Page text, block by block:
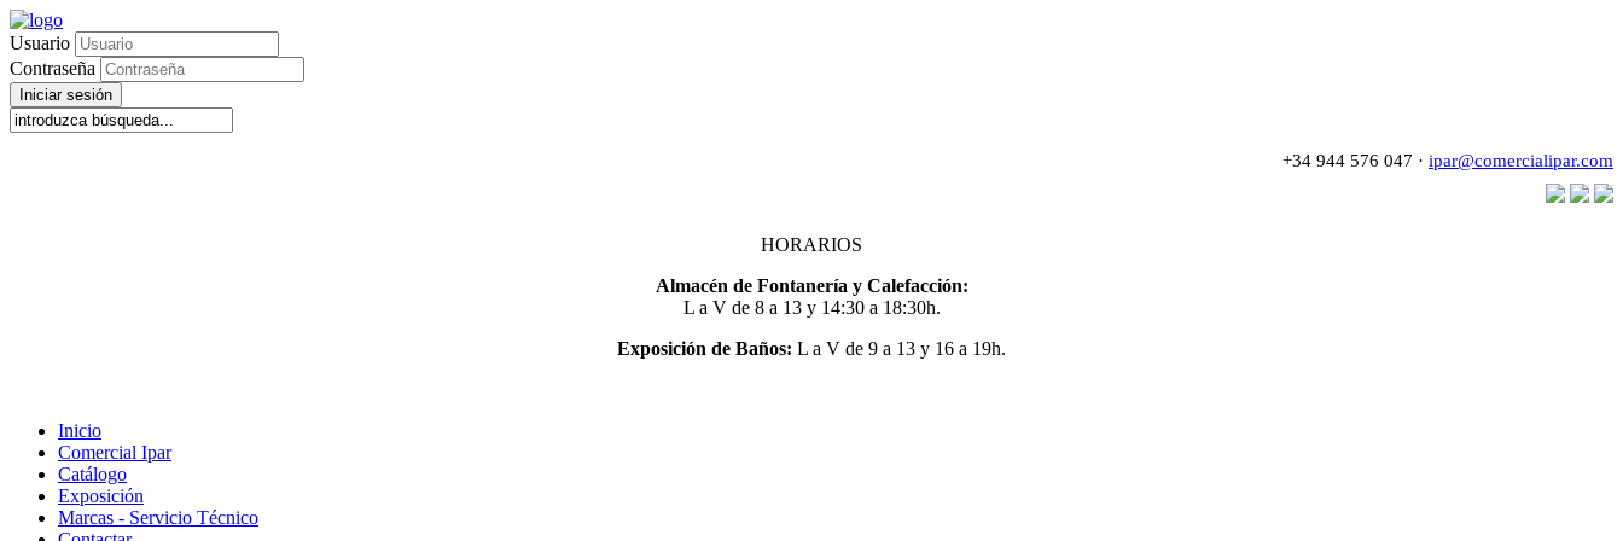
Usuario
Contraseña
Iniciar sesión
+34 944 576 047 · ipar@comercialipar.com
HORARIOS
Almacén de Fontanería y Calefacción:
L a V de 8 a 13 y 14:30 a 18:30h.
Exposición de Baños: L a V de 9 a 13 y 16 a 19h.
Inicio
Comercial Ipar
Catálogo
Exposición
Marcas - Servicio Técnico